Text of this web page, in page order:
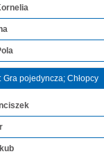
Gra pojedyncza; Chłopcy